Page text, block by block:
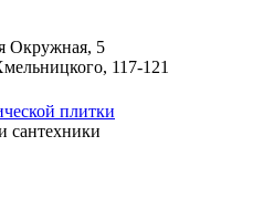
Окружная, 5
117-121
сантехники